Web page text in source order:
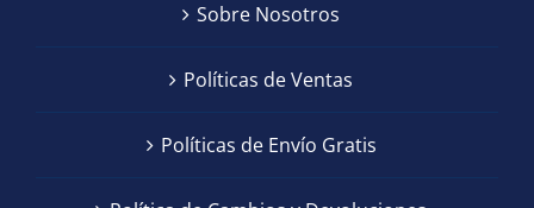
Sobre Nosotros
Políticas de Ventas
Políticas de Envío Gratis